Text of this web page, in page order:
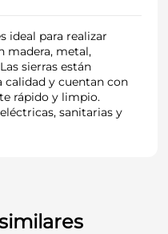
ideal para realizar
madera, metal,
sierras están
calidad y cuentan con
rápido y limpio.
sanitarias y